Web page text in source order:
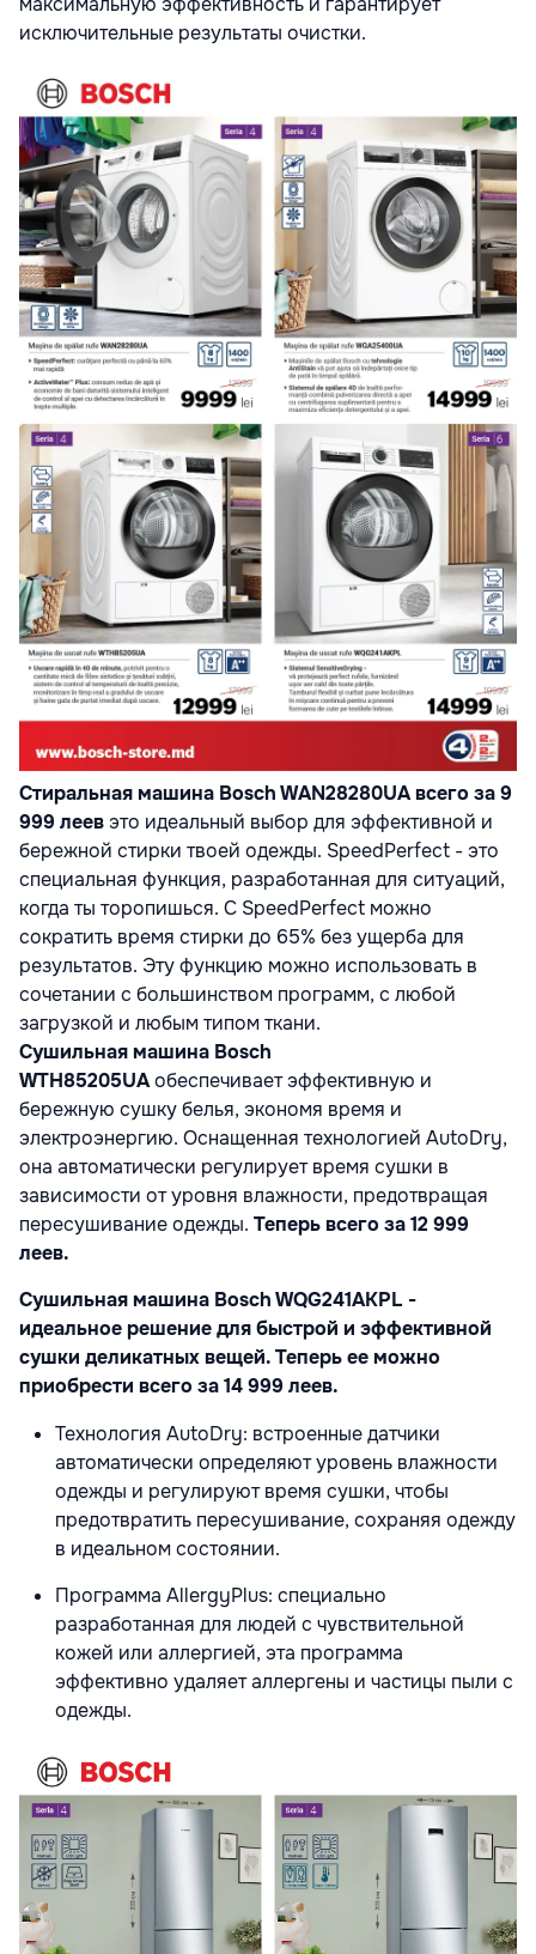
исключительные результаты очистки.
Стиральная машина Bosch WAN28280UA всего за 9
999 леевэто идеальный выбор для эффективной и
бережной стирки твоей одежды. SpeedPerfect - это
специальная функция, разработанная для ситуаций,
когда ты торопишься. С SpeedPerfect можно
сократить время стирки до 65% без ущерба для
результатов. Эту функцию можно использовать в
сочетании с большинством программ, с любой
загрузкой и любым типом ткани.
Сушильная машина Bosch
WTH85205UAобеспечивает эффективную и
бережную сушку белья, экономя время и
электроэнергию. Оснащенная технологией AutoDry,
она автоматически регулирует время сушки в
зависимости от уровня влажности, предотвращая
пересушивание одежды. Теперь всего за 12 999
леев.
Сушильная машина Bosch WQG241AKPL -
идеальное решение для быстрой и эффективной
сушки деликатных вещей. Теперь ее можно
приобрести всего за 14 999 леев.
Технология AutoDry: встроенные датчики
автоматически определяют уровень влажности
одежды и регулируют время сушки, чтобы
предотвратить пересушивание, сохраняя одежду
в идеальном состоянии.
Программа AllergyPlus: специально
разработанная для людей с чувствительной
кожей или аллергией, эта программа
эффективно удаляет аллергены и частицы пыли с
одежды.